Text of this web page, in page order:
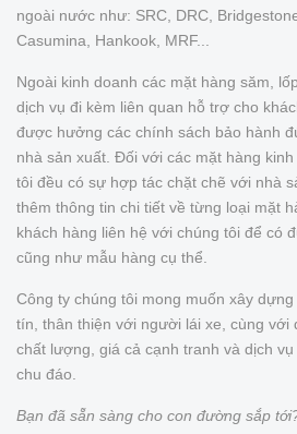
ngoài nước như: SRC, DRC,
Casumina, Hankook, MRF...
Ngoài kinh doanh các mặt hàng săm,
dịch vụ đi kèm liên quan hỗ trợ cho
được hưởng các chính sách bảo hành
nhà sản xuất. Đối với các mặt hàng
tôi đều có sự hợp tác chặt chẽ với nhà
thêm thông tin chi tiết về từng loại mặt
khách hàng liên hệ với chúng tôi để có
cũng như mẫu hàng cụ thể.
Công ty chúng tôi mong muốn xây
tín, thân thiện với người lái xe, cùng với
chất lượng, giá cả cạnh tranh và dịch
chu đáo.
Bạn đã sẵn sàng cho con đường sắp